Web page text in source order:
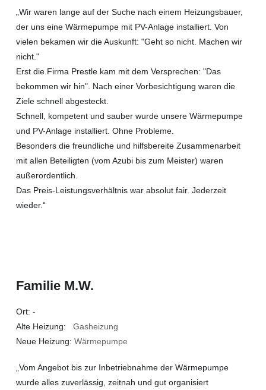
„Wir waren lange auf der Suche nach einem Heizungsbauer,
der uns eine Wärmepumpe mit PV-Anlage installiert. Von
vielen bekamen wir die Auskunft: "Geht so nicht. Machen wir
nicht."
Erst die Firma Prestle kam mit dem Versprechen: "Das
bekommen wir hin". Nach einer Vorbesichtigung waren die
Ziele schnell abgesteckt.
Schnell, kompetent und sauber wurde unsere Wärmepumpe
und PV-Anlage installiert. Ohne Probleme.
Besonders die freundliche und hilfsbereite Zusammenarbeit
mit allen Beteiligten (vom Azubi bis zum Meister) waren
außerordentlich.
Das Preis-Leistungsverhältnis war absolut fair. Jederzeit
wieder.“
Familie M.W.
Ort: -
Alte Heizung: Gasheizung
Neue Heizung: Wärmepumpe
„Vom Angebot bis zur Inbetriebnahme der Wärmepumpe
wurde alles zuverlässig, zeitnah und gut organisiert